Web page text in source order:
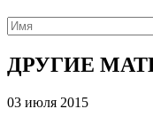
ДРУГИЕ
03 июля 2015